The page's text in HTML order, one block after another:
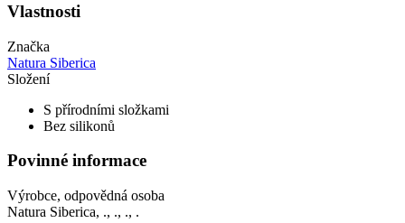
Vlastnosti
Značka
Natura Siberica
Složení
S přírodními složkami
Bez silikonů
Povinné informace
Výrobce, odpovědná osoba
Natura Siberica, ., ., ., .